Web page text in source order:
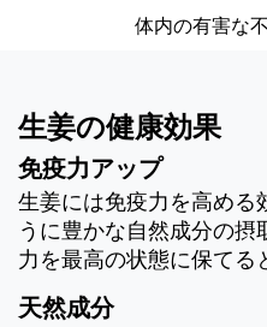
体内の有害な
生姜の健康効果
免疫力アップ
生姜には免疫力を高める
うに豊かな自然成分の
力を最高の状態に保てる
天然成分